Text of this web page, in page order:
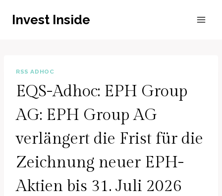
InhaltInvest Inside
RSS ADHOC
EQS-Adhoc: EPH Group
AG: EPH Group AG
verlängert die Frist für die
Zeichnung neuer EPH-
Aktien bis 31. Juli 2026